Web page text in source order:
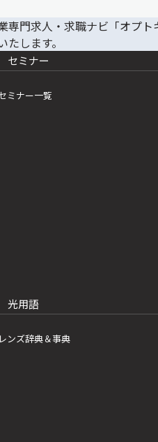
セミナー
ミナー一覧
光用語
レンズ辞典＆事典